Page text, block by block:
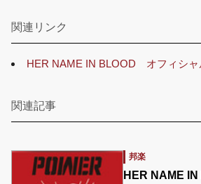
関連リンク
HER NAME IN BLOOD オフィシャ
関連記事
邦楽
HER NAME